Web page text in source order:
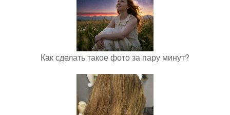
Как сделать такое фото за пару минут?